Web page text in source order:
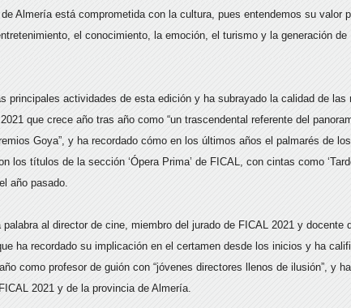
Almería está comprometida con la cultura, pues entendemos su valor
el conocimiento, la emoción, el turismo y la generación de
principales actividades de esta edición y ha subrayado la calidad de las
que crece año tras año como “un trascendental referente del
Goya”, y ha recordado cómo en los últimos años el palmarés de los
los títulos de la sección ‘Ópera Prima’ de FICAL, con cintas como
año pasado.
al director de cine, miembro del jurado de FICAL 2021 y docente
ha recordado su implicación en el certamen desde los inicios y ha
como profesor de guión con “jóvenes directores llenos de ilusión”, y ha
2021 y de la provincia de Almería.